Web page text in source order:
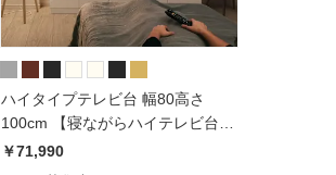
ハイタイプテレビ台 幅80高さ
100cm 【寝ながらハイテレビ台シ
リーズ】
￥71,990